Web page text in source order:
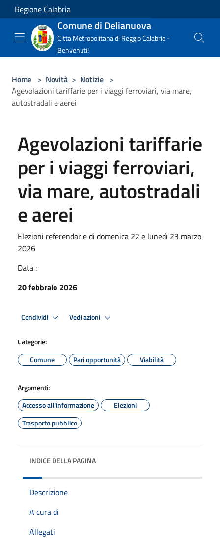
Salta al contenuto principale
Regione Calabria
Comune di Delianuova
Città Metropolitana di Reggio Calabria -
Benvenuti!
Home > Novità > Notizie >
Agevolazioni tariffarie per i viaggi ferroviari, via mare,
autostradali e aerei
Agevolazioni tariffarie
per i viaggi ferroviari,
via mare, autostradali
e aerei
Elezioni referendarie di domenica 22 e lunedì 23 marzo
2026
Data :
20 febbraio 2026
Condividi Vedi azioni
Categorie:
Comune
Pari opportunità Viabilità
Argomenti:
Accesso all'informazione
Elezioni
Trasporto pubblico
INDICE DELLA PAGINA
Descrizione
A cura di
Allegati